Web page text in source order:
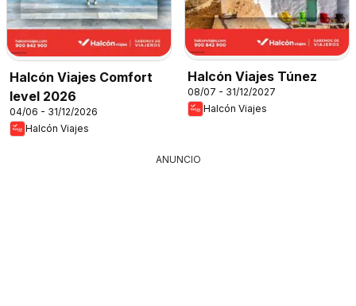
Halcón Viajes Comfort
level 2026
04/06 - 31/12/2026
Halcón Viajes
Halcón Viajes Túnez
08/07 - 31/12/2027
Halcón Viajes
ANUNCIO